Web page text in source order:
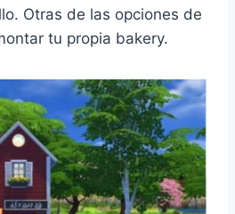
Otras de las opciones de
tu propia bakery.